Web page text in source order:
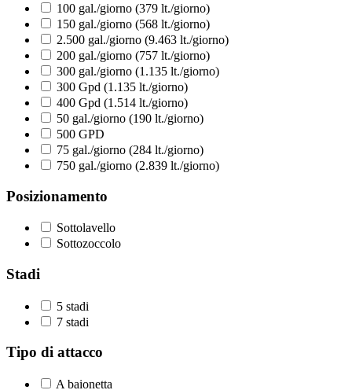
100 gal./giorno (379 lt./giorno)
150 gal./giorno (568 lt./giorno)
2.500 gal./giorno (9.463 lt./giorno)
200 gal./giorno (757 lt./giorno)
300 gal./giorno (1.135 lt./giorno)
300 Gpd (1.135 lt./giorno)
400 Gpd (1.514 lt./giorno)
50 gal./giorno (190 lt./giorno)
500 GPD
75 gal./giorno (284 lt./giorno)
750 gal./giorno (2.839 lt./giorno)
Posizionamento
Sottolavello
Sottozoccolo
Stadi
5 stadi
7 stadi
Tipo di attacco
A baionetta